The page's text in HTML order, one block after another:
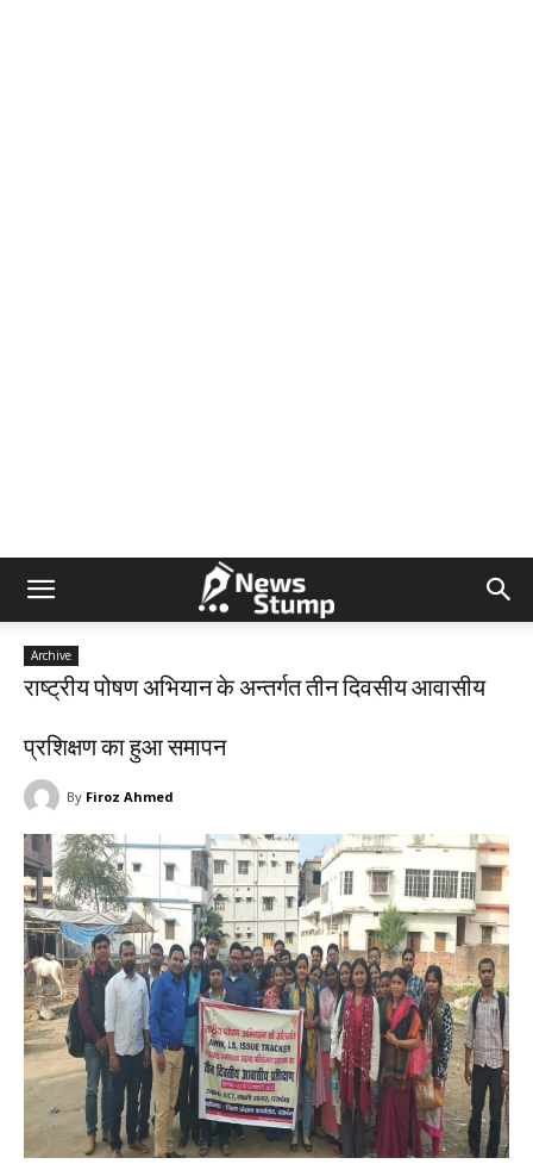
Archive
राष्ट्रीय पोषण अभियान के अन्तर्गत तीन दिवसीय आवासीय
प्रशिक्षण का हुआ समापन
By Firoz Ahmed